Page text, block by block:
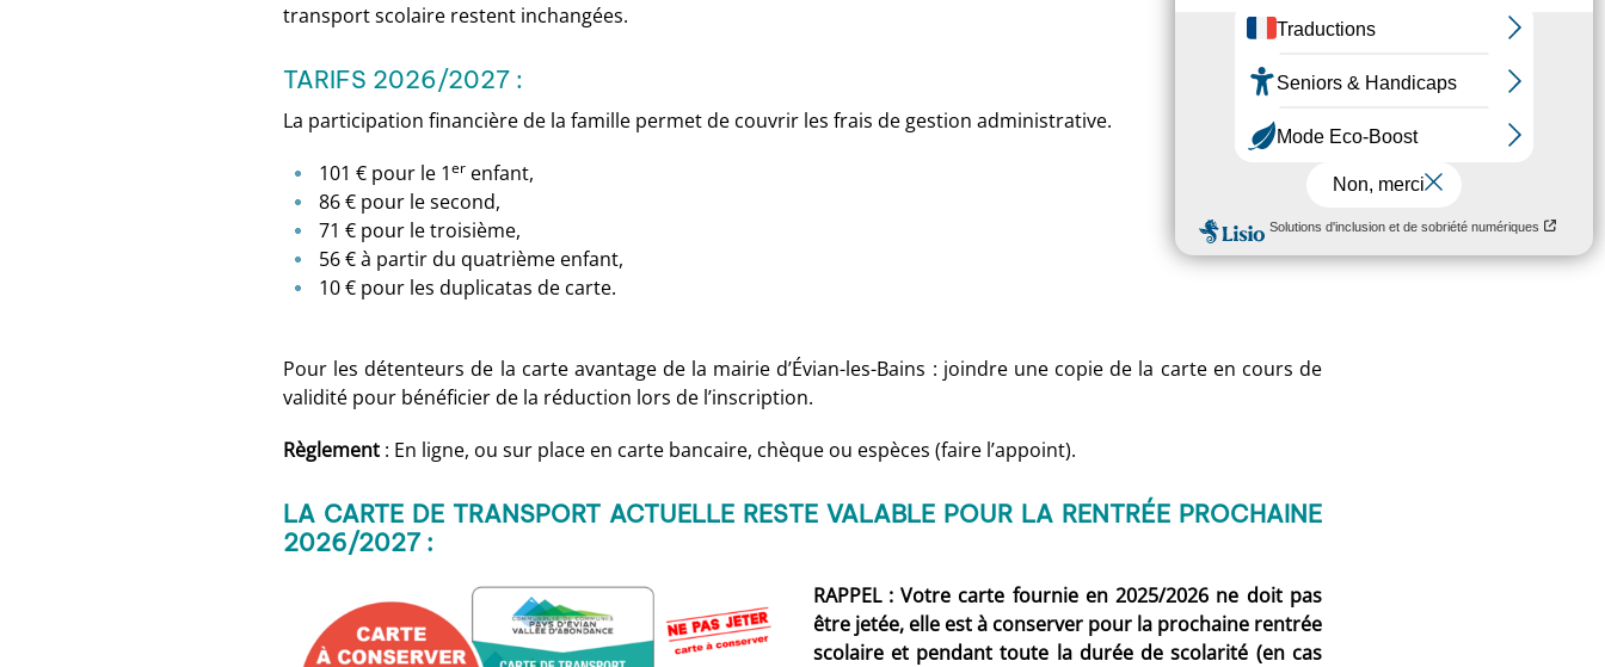
transport scolaire restent inchangées.
TARIFS 2026/2027 :
La participation financière de la famille permet de couvrir les frais de gestion administrative.
101 € pour le 1er enfant,
86 € pour le second,
71 € pour le troisième,
56 € à partir du quatrième enfant,
10 € pour les duplicatas de carte.
Pour les détenteurs de la carte avantage de la mairie d’Évian-les-Bains : joindre une copie de la carte en cours de
validité pour bénéficier de la réduction lors de l’inscription.
Règlement : En ligne, ou sur place en carte bancaire, chèque ou espèces (faire l’appoint).
LA CARTE DE TRANSPORT ACTUELLE RESTE VALABLE POUR LA RENTRÉE PROCHAINE
2026/2027 :
RAPPEL : Votre carte fournie en 2025/2026 ne doit pas
être jetée, elle est à conserver pour la prochaine rentrée
scolaire et pendant toute la durée de scolarité (en cas